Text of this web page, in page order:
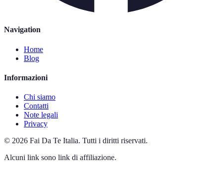
Navigation
Home
Blog
Informazioni
Chi siamo
Contatti
Note legali
Privacy
© 2026 Fai Da Te Italia. Tutti i diritti riservati.
Alcuni link sono link di affiliazione.